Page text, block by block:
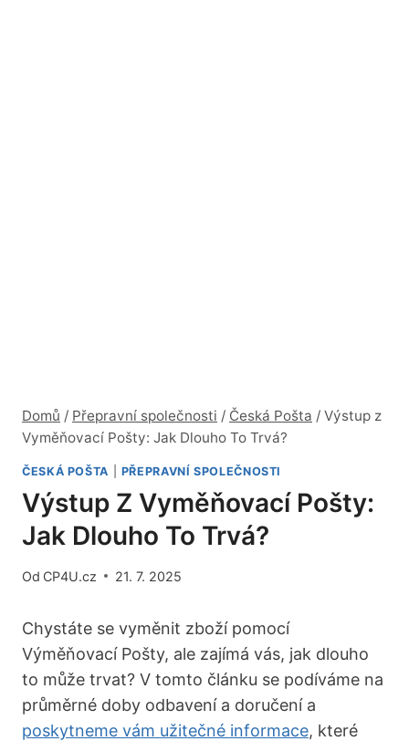
Domů / Přepravní společnosti / Česká Pošta / Výstup z
Vyměňovací Pošty: Jak Dlouho To Trvá?
ČESKÁ POŠTA PŘEPRAVNÍ SPOLEČNOSTI
Výstup Z Vyměňovací Pošty:
Jak Dlouho To Trvá?
Od CP4U.cz 21. 7. 2025
Chystáte se vyměnit zboží pomocí
Výměňovací Pošty, ale zajímá vás, jak dlouho
to může trvat? V tomto článku se podíváme na
průměrné doby odbavení a doručení a
poskytneme vám užitečné informace, které